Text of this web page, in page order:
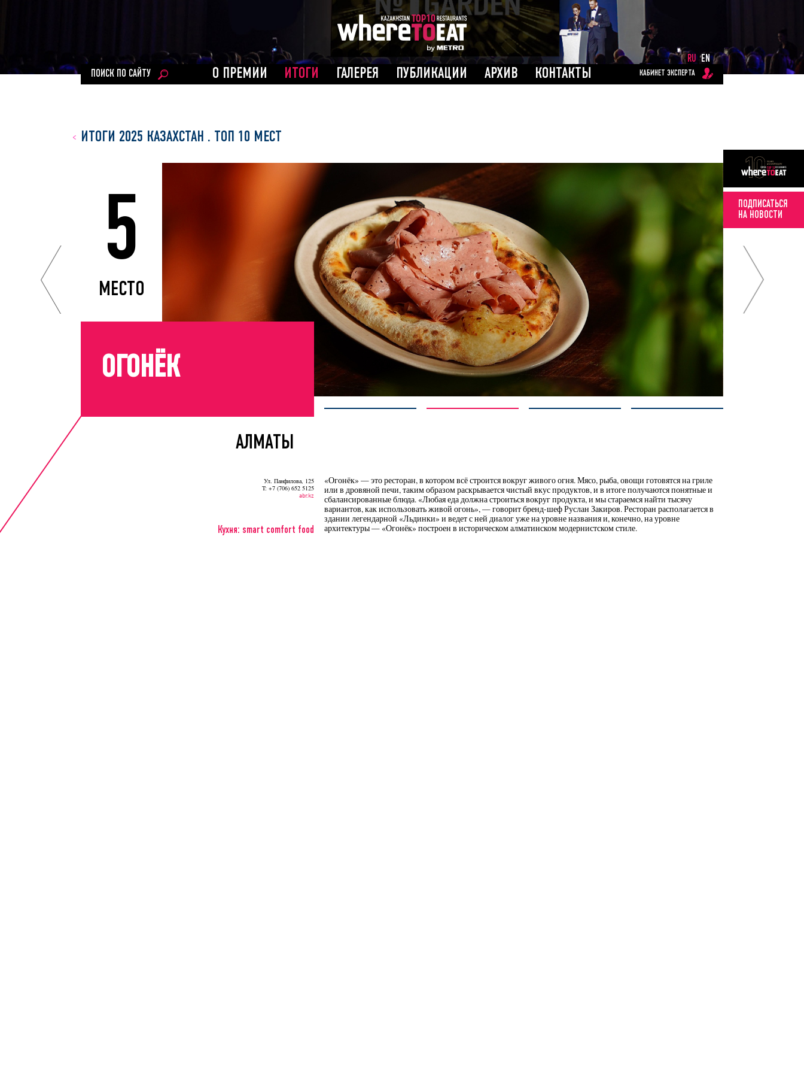
О ПРЕМИИ ИТОГИ ГАЛЕРЕЯ ПУБЛИКАЦИИ АРХИВ КОНТАКТЫ
RU EN
ПОИСК ПО САЙТУ
КАБИНЕТ ЭКСПЕРТА
ПОДПИСАТЬСЯ
НА НОВОСТИ
ИТОГИ 2025 КАЗАХСТАН . ТОП 10 МЕСТ
5
МЕСТО
ОГОНЁК
АЛМАТЫ
Ул. Панфилова, 125
T: +7 (706) 652 5125
abr.kz
Кухня: smart comfort food
«Огонёк» — это ресторан, в котором всё строится вокруг живого огня. Мясо, рыба, овощи готовятся на гриле
или в дровяной печи, таким образом раскрывается чистый вкус продуктов, и в итоге получаются понятные и
сбалансированные блюда. «Любая еда должна строиться вокруг продукта, и мы стараемся найти тысячу
вариантов, как использовать живой огонь», — говорит бренд-шеф Руслан Закиров. Ресторан располагается в
здании легендарной «Льдинки» и ведет с ней диалог уже на уровне названия и, конечно, на уровне
архитектуры — «Огонёк» построен в историческом алматинском модернистском стиле.